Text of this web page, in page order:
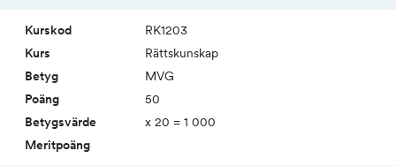
RK1203
Rätts­kunskap
MVG
50
x 20 = 1 000